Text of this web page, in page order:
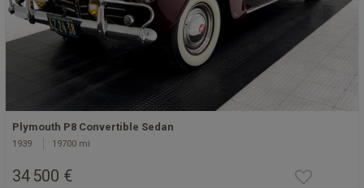
Plymouth P8 Convertible Sedan
1939 19700 mi
34 500 €